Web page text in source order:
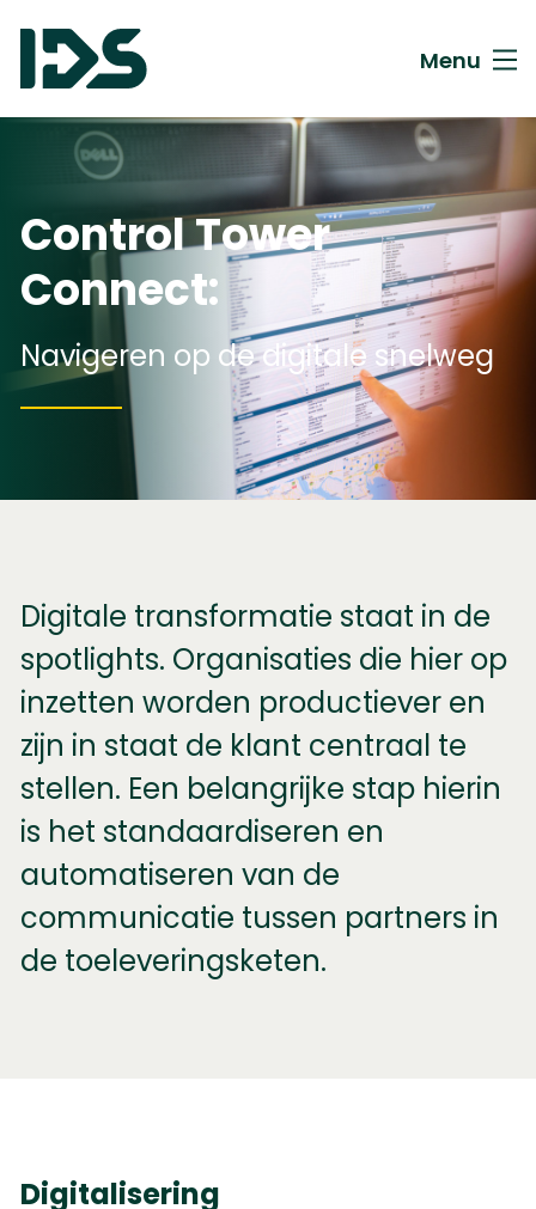
Menu
Control Tower
Connect:
Navigeren op de digitale snelweg
Digitale transformatie staat in de
spotlights. Organisaties die hier op
inzetten worden productiever en
zijn in staat de klant centraal te
stellen. Een belangrijke stap hierin
is het standaardiseren en
automatiseren van de
communicatie tussen partners in
de toeleveringsketen.
Digitalisering